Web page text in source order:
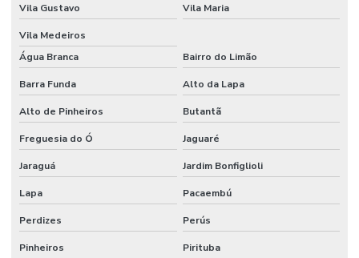
Montadora de stands
Montadora de stands para feiras
Montadoras de stands para eventos
Montadoras de stands em são paulo
Montagem de cenários
Montagem de cenografia
Montagem cenográfica
Montagem de estandes
Vila Gustavo Vila Maria
Vila Medeiros
Água Branca
Bairro do Limão
Barra Funda Alto da Lapa
Alto de Pinheiros Butantã
Freguesia do Ó Jaguaré
Jaraguá Jardim Bonfiglioli
Lapa Pacaembú
Perdizes Perús
Pinheiros Pirituba